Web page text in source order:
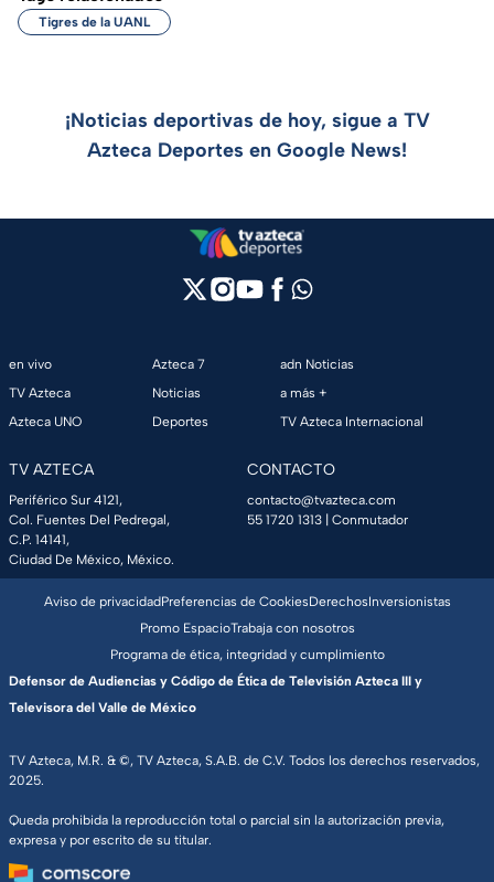
Tigres de la UANL
¡Noticias deportivas de hoy, sigue a TV
Azteca Deportes en Google News!
en vivo
TV Azteca
Azteca UNO
Azteca 7
Noticias
Deportes
adn Noticias
a más +
TV Azteca Internacional
TV AZTECA
Periférico Sur 4121,
Col. Fuentes Del Pedregal,
C.P. 14141,
Ciudad De México, México.
CONTACTO
contacto@tvazteca.com
55 1720 1313 | Conmutador
TV Azteca, M.R. & ©, TV Azteca, S.A.B. de C.V. Todos los derechos reservados,
2025.
Queda prohibida la reproducción total o parcial sin la autorización previa,
expresa y por escrito de su titular.
Aviso de privacidadPreferencias de CookiesDerechosInversionistas
Promo EspacioTrabaja con nosotros
Programa de ética, integridad y cumplimiento
Defensor de Audiencias y Código de Ética de Televisión Azteca III y
Televisora del Valle de México